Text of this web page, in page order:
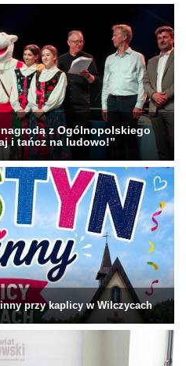
z Ogólnopolskiego
i tańcz na ludowo!”
przy kaplicy w Wilczycach